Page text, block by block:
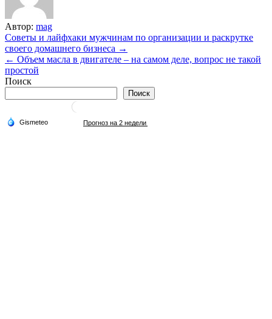
Автор: mag
Навигация
по
записям
Советы и лайфхаки мужчинам по организации и раскрутке
своего домашнего бизнеса →
← Объем масла в двигателе – на самом деле, вопрос не такой
простой
Поиск
Поиск